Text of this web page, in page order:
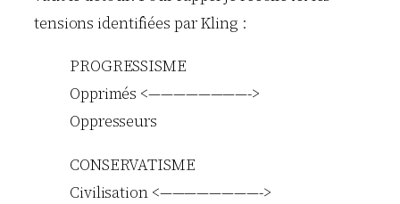
tensions identifiées par Kling :
PROGRESSISME
Opprimés <————————->
Oppresseurs
CONSERVATISME
Civilisation <————————->